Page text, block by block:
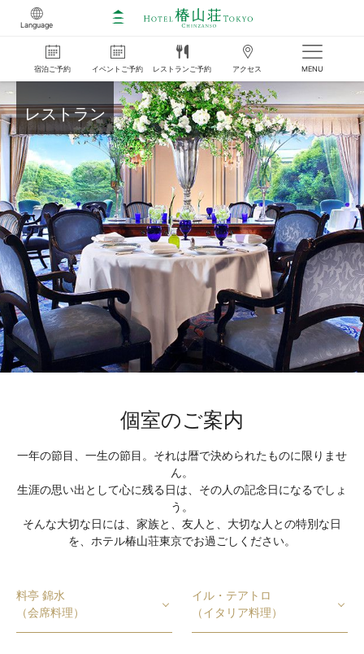
Language
宿泊ご予約 イベント ご予約 レストラン ご予約 アクセス MENU
レストラン
個室のご案内
一年の節目、一生の節目。それは暦で決められたものに限りませ
ん。
生涯の思い出として心に残る日は、その人の記念日になるでしょ
う。
そんな大切な日には、家族と、友人と、大切な人との特別な日
を、ホテル椿山荘東京でお過ごしください。
料亭 錦水
（会席料理）
イル・テアトロ
（イタリア料理）